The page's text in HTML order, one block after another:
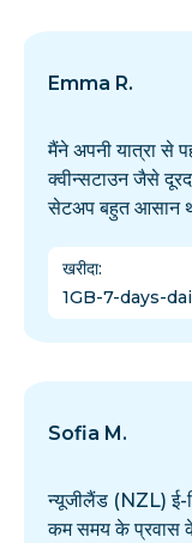
Emma R.
मैंने अपनी यात्रा से
क्वीन्सटाउन जैसे
सेटअप बहुत आसान
खरीदा:
1GB-7-days-
Sofia M.
न्यूजीलैंड (NZL) ई-
कम समय के प्रवास